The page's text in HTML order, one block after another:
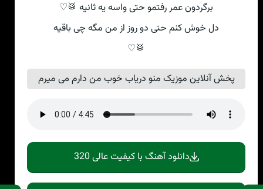
برگردون عمر رفتمو حتی واسه یه ثانیه 🥁♡
دل خوش کنم حتی دو روز از من مگه چی باقیه
🥁♡
پخش آنلاین موزیک منو دریاب خوب من دارم می میرم
دانلود آهنگ با کیفیت عالی 320